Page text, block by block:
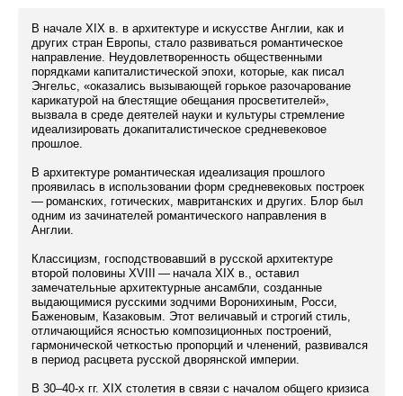
В начале XIX в. в архитектуре и искусстве Англии, как и
других стран Европы, стало развиваться романтическое
направление. Неудовлетворенность общественными
порядками капиталистической эпохи, которые, как писал
Энгельс, «оказались вызывающей горькое разочарование
карикатурой на блестящие обещания просветителей»,
вызвала в среде деятелей науки и культуры стремление
идеализировать докапиталистическое средневековое
прошлое.
В архитектуре романтическая идеализация прошлого
проявилась в использовании форм средневековых построек
— романских, готических, мавританских и других. Блор был
одним из зачинателей романтического направления в
Англии.
Классицизм, господствовавший в русской архитектуре
второй половины XVIII — начала XIX в., оставил
замечательные архитектурные ансамбли, созданные
выдающимися русскими зодчими Воронихиным, Росси,
Баженовым, Казаковым. Этот величавый и строгий стиль,
отличающийся ясностью композиционных построений,
гармонической четкостью пропорций и членений, развивался
в период расцвета русской дворянской империи.
В 30–40-х гг. XIX столетия в связи с началом общего кризиса